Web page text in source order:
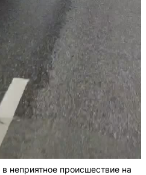
неприятное происшествие на